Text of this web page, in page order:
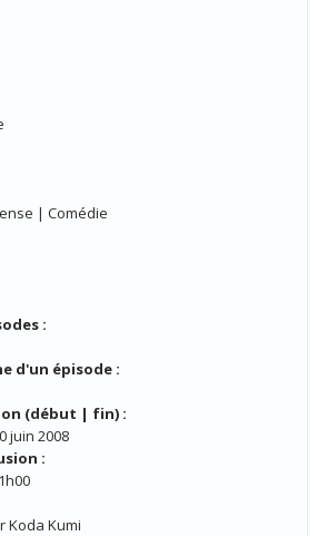
| Comédie
:
d'un épisode :
(début | fin) :
juin 2008
:
Koda Kumi